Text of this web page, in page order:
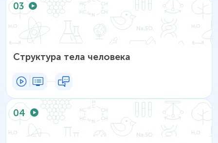
03
Структура тела человека
04